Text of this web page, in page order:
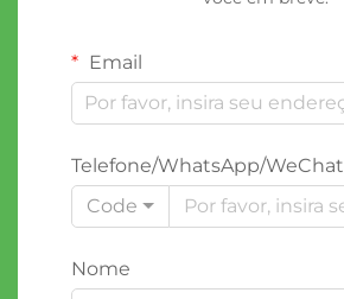
Email
Telefone/WhatsApp/WeChat
Code
Nome